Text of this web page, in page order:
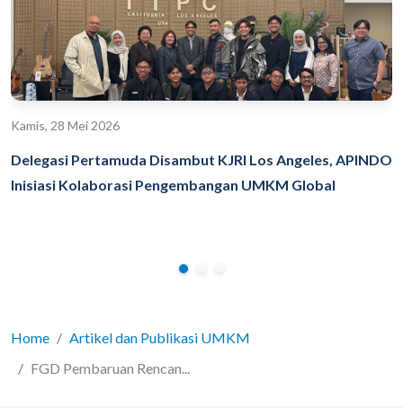
Kamis, 28 Mei 2026
Delegasi Pertamuda Disambut KJRI Los Angeles, APINDO
Inisiasi Kolaborasi Pengembangan UMKM Global
Home
Artikel dan Publikasi UMKM
FGD Pembaruan Rencan...